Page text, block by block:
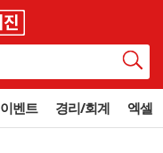
이벤트 경리/회계 엑셀